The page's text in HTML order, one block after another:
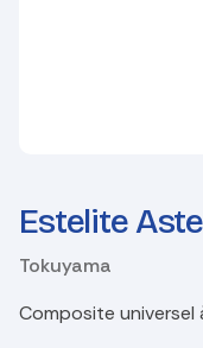
Estelite
Tokuyama
Composite